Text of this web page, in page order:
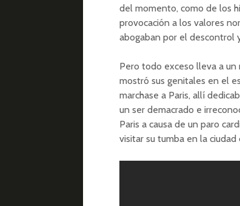
del momento, como de los
provocación a los valores
abogaban por el descontrol
Pero todo exceso lleva a
mostró sus genitales en el
marchase a Paris, allí
un ser demacrado e
Paris a causa de un paro
visitar su tumba en la ciudad